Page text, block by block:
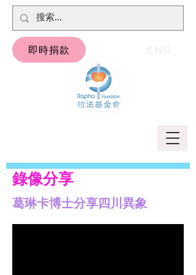
即時捐款
錄像分享
葛琳卡博士分享四川異象